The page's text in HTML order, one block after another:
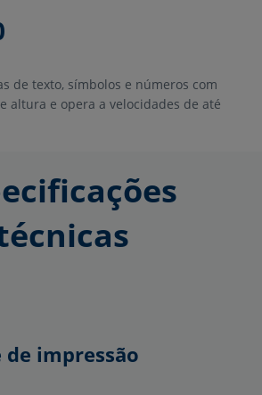
de texto, símbolos e números com
altura e opera a velocidades de até
de impressão